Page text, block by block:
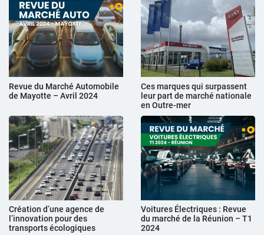
Revue du Marché Automobile
de Mayotte – Avril 2024
Ces marques qui surpassent
leur part de marché nationale
en Outre-mer
Création d’une agence de
l’innovation pour des
transports écologiques
Voitures Électriques : Revue
du marché de la Réunion – T1
2024